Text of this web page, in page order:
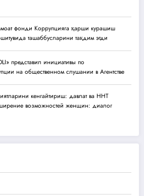
фонди Коррупцияга қарши курашиш
ташаббусларини тақдим этди
представил инициативы по
на общественном слушании в Агентстве
кенгайтириш: давлат ва ННТ
возможностей женщин: диалог